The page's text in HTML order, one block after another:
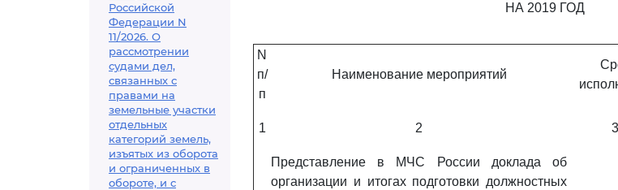
Российской
Федерации N
11/2026. О
рассмотрении
судами дел,
связанных с
правами на
земельные участки
отдельных
категорий земель,
изъятых из оборота
и ограниченных в
обороте, и с
НА 2019 ГОД
N
п/
п
Наименование мероприятий
1 2 3
Представление в МЧС России доклада об
организации и итогах подготовки должностных